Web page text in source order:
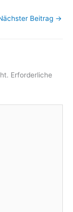
Beitrag →
Erforderliche